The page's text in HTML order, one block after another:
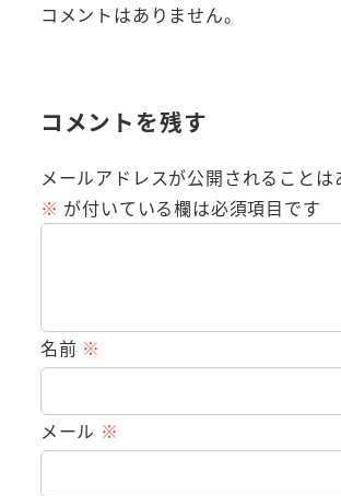
コメントはありません。
コメントを残す
メールアドレスが公開されることは
※ が付いている欄は必須項目です
名前 ※
メール ※